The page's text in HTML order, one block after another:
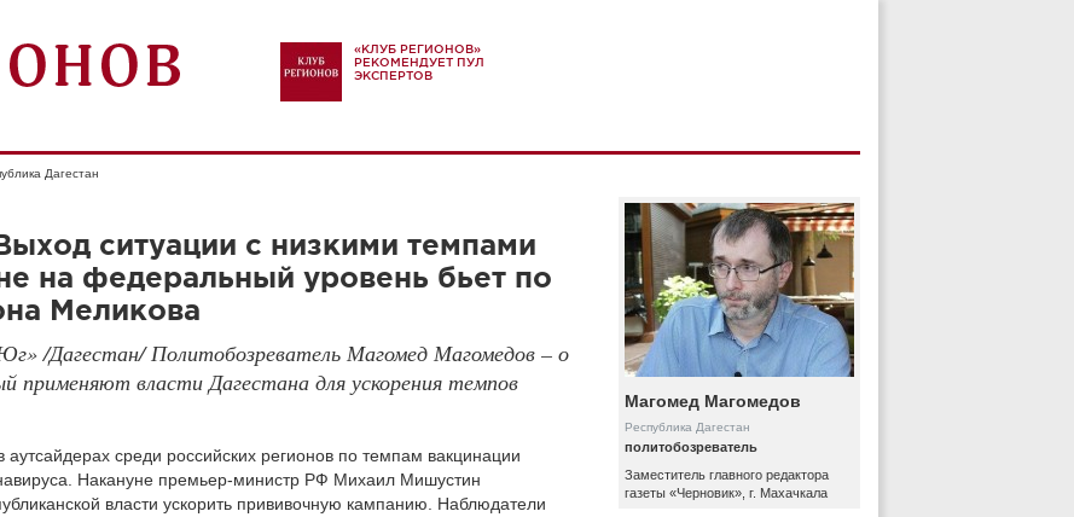
«КЛУБ РЕГИОНОВ»
РЕКОМЕНДУЕТ ПУЛ
ЭКСПЕРТОВ
Дагестан
ситуации с низкими темпами
на федеральный уровень бьет по
Меликова
/Дагестан/ Политобозреватель Магомед Магомедов – о
применяют власти Дагестана для ускорения темпов
аутсайдерах среди российских регионов по темпам вакцинации
Накануне премьер-министр РФ Михаил Мишустин
власти ускорить прививочную кампанию. Наблюдатели
Магомед Магомедов
Республика Дагестан
политобозреватель
Заместитель главного редактора
газеты «Черновик», г. Махачкала